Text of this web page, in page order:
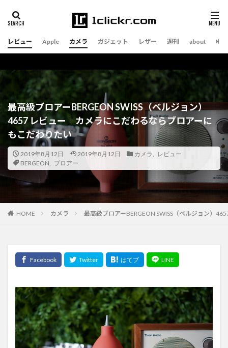
レビュー Apple カメラ ガジェット レザー 週刊 about
最高級ブロアーBERGEON SWISS（ベルジョン）
4657 レビュー｜カメラにこだわるならブロアーに
もこだわりたい
2019年8月12日 2019年8月12日 カメラ
レビュー
BERGEON
ブロアー
HOME カメラ 最高級ブロアーBERGEON SWISS（ベルジョン）